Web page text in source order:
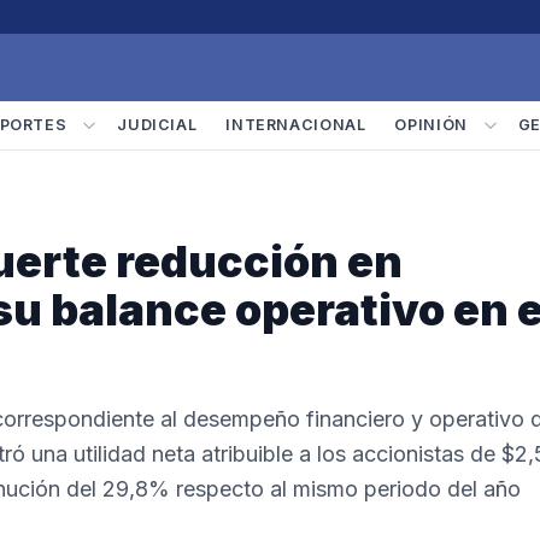
JUDICIAL INTERNACIONAL OPINIÓN
reducción en
balance operativo en
al desempeño financiero y operativo
una utilidad neta atribuible a los accionistas de
del 29,8% respecto al mismo periodo del año